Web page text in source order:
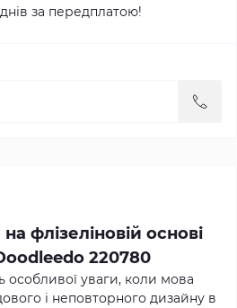
за передплатою!
флізеліновій основі
220780
уваги, коли мова
і неповторного дизайну в